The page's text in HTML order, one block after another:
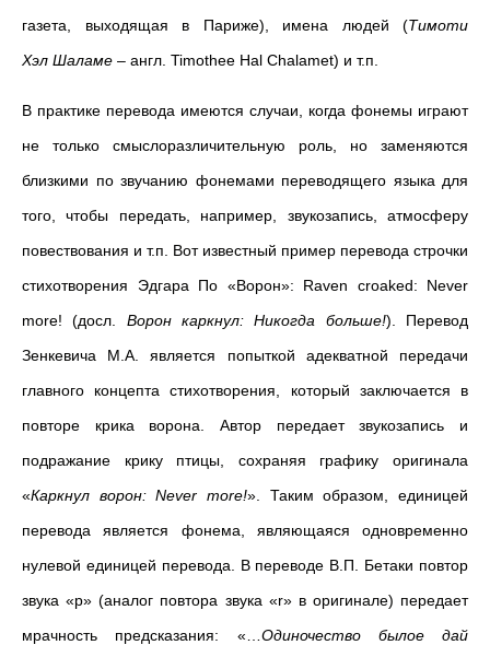
газета, выходящая в Париже), имена людей (Тимоти
Хэл Шаламе – англ. Timothee Hal Chalamet) и т.п.
В практике перевода имеются случаи, когда фонемы играют
не только смыслоразличительную роль, но заменяются
близкими по звучанию фонемами переводящего языка для
того, чтобы передать, например, звукозапись, атмосферу
повествования и т.п.
Вот известный пример перевода строчки
стихотворения Эдгара По «Ворон»: Raven croaked: Never
more! (досл. Ворон каркнул: Никогда больше!). Перевод
Зенкевича М.А. является попыткой адекватной передачи
главного концепта стихотворения, который заключается в
повторе крика ворона. Автор передает звукозапись и
подражание крику птицы, сохраняя графику оригинала
«Каркнул ворон: Never more!». Таким образом, единицей
перевода является фонема, являющаяся одновременно
нулевой единицей перевода. В переводе В.П. Бетаки повтор
звука «р» (аналог повтора звука «r» в оригинале) передает
мрачность предсказания: «… Одиночество былое дай